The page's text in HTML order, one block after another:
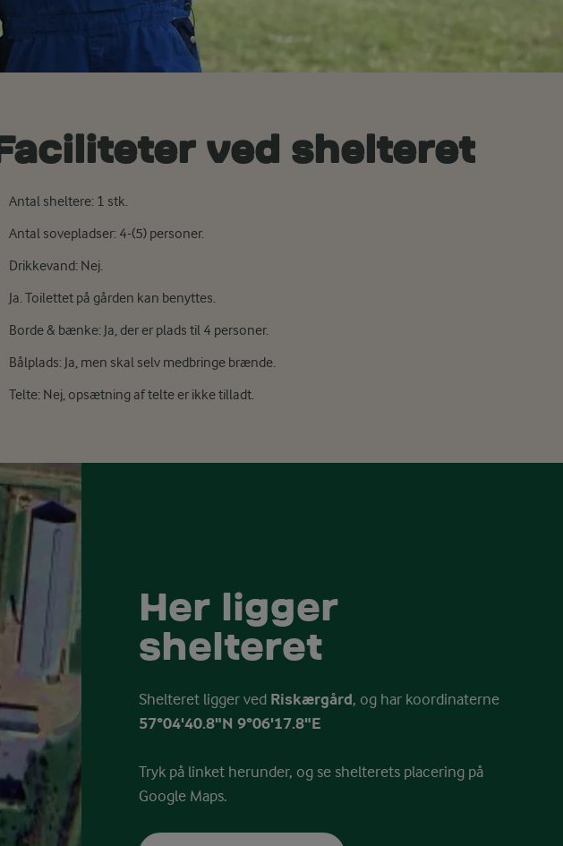
Faciliteter ved shelteret
Antal sheltere: 1 stk.
Antal sovepladser: 4-(5) personer.
Drikkevand: Nej.
Ja. Toilettet på gården kan benyttes.
Borde & bænke: Ja, der er plads til 4 personer.
Bålplads: Ja, men skal selv medbringe brænde.
Telte: Nej, opsætning af telte er ikke tilladt.
Her ligger
shelteret
Shelteret ligger ved Riskærgård, og har koordinaterne
57°04'40.8"N 9°06'17.8"E
Tryk på linket herunder, og se shelterets placering på
Google Maps.